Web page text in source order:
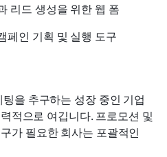
리드 생성을 위한 웹 폼
페인 기획 및 실행 도구
을 추구하는 성장 중인 기업
적으로 여깁니다. 프로모션 및
가 필요한 회사는 포괄적인